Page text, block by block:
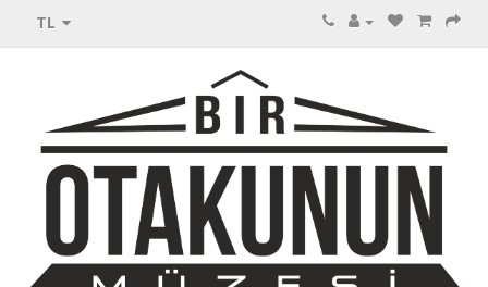
TL